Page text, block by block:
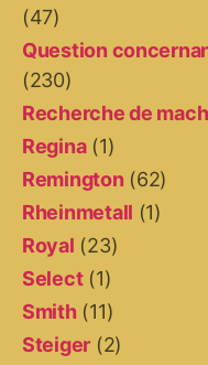
(47)
Question
(230)
Recherche de
Regina(1)
Remington (62)
Rheinmetall (1)
Royal (23)
Select(1)
Smith(11)
Steiger (2)